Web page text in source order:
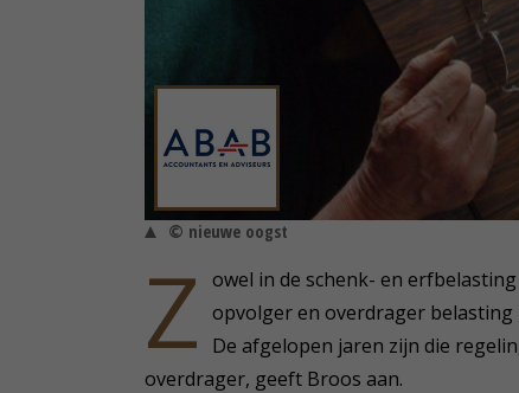
© nieuwe oogst
Z owel in de schenk- en
opvolger en overdrager
De afgelopen jaren zijn die
overdrager, geeft Broos aan.